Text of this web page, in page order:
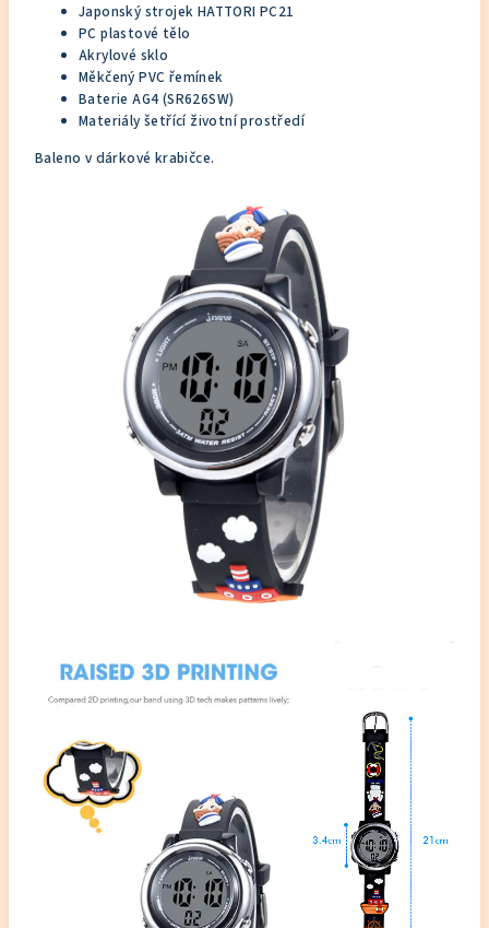
Japonský strojek HATTORI PC21
PC plastové tělo
Akrylové sklo
Měkčený PVC řemínek
Baterie AG4 (SR626SW)
Materiály šetřící životní prostředí
Baleno v dárkové krabičce.